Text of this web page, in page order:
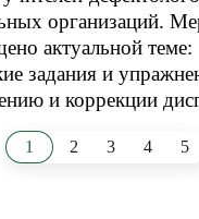
организаций.
актуальной теме:
задания и
и коррекции
1 2 3 4 5